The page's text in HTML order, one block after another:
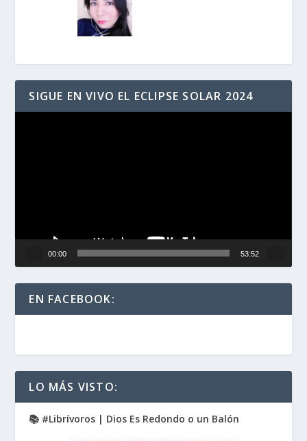
SIGUE EN VIVO EL ECLIPSE SOLAR 2024
00:00 53:52
EN FACEBOOK:
LO MÁS VISTO:
📚 #Librívoros | Dios Es Redondo o un Balón